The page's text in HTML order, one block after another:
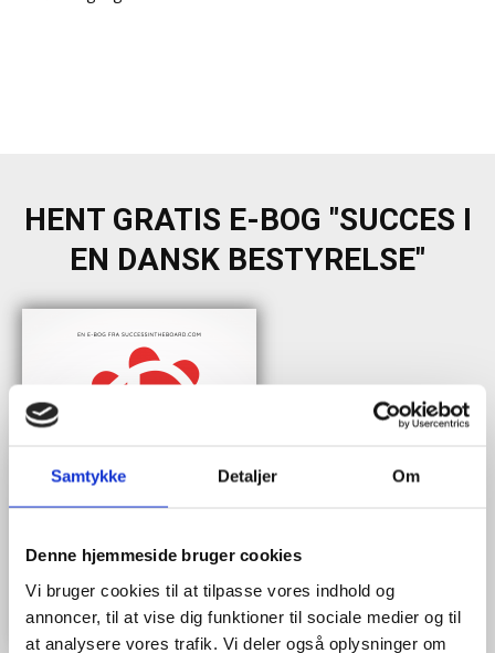
Samtykke Detaljer Om
Denne hjemmeside bruger cookies
Vi bruger cookies til at tilpasse vores indhold og
annoncer, til at vise dig funktioner til sociale medier og til
at analysere vores trafik. Vi deler også oplysninger om
HENT GRATIS E-BOG "SUCCES I
EN DANSK BESTYRELSE"